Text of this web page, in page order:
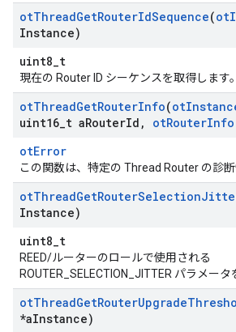
otThreadGetRouterIdSequence(ot
Instance)
uint8_t
現在の Router ID シーケンスを取得します。
otThreadGetRouterInfo(ot
uint16 t aRouterId , otRouterInfo
otError
この関数は、特定の Thread Router の診断
otThreadGetRouterSelection
Instance)
uint8_t
REED/ルーターのロールで使用される
ROUTER_SELECTION_JITTER パラメータ
otThreadGetRouterUpgrade
*aInstance)